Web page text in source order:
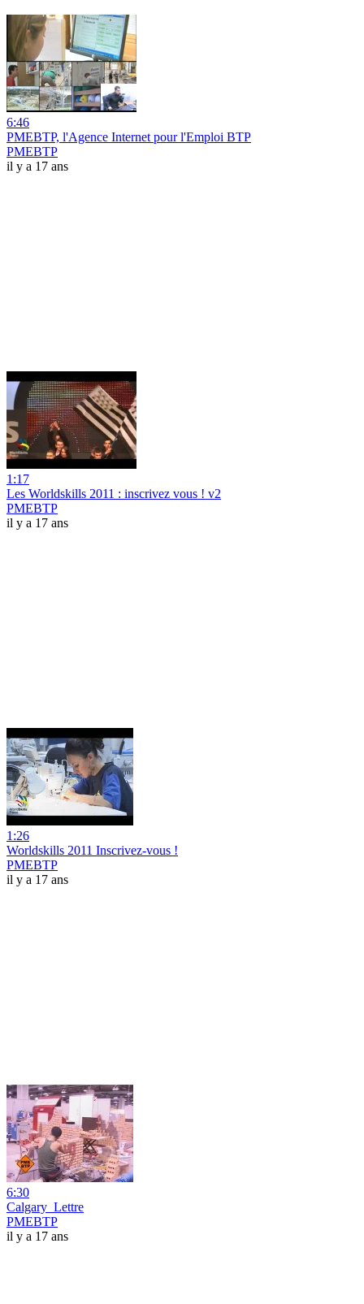
6:46
PMEBTP, l'Agence Internet pour l'Emploi BTP
PMEBTP
il y a 17 ans
1:17
Les Worldskills 2011 : inscrivez vous ! v2
PMEBTP
il y a 17 ans
1:26
Worldskills 2011 Inscrivez-vous !
PMEBTP
il y a 17 ans
6:30
Calgary_Lettre
PMEBTP
il y a 17 ans